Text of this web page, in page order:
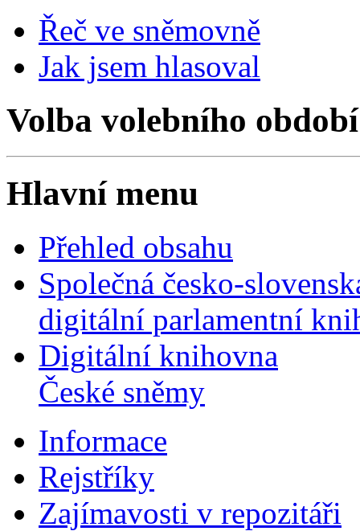
Řeč ve sněmovně
Jak jsem hlasoval
Volba volebního období
Hlavní menu
Přehled obsahu
Společná česko-
digitální parlamentní
Digitální knihovna
České sněmy
Informace
Rejstříky
Zajímavosti v repozitáři